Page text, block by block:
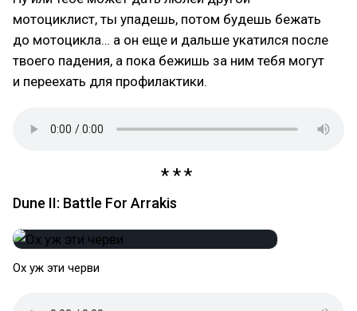
мотоциклист, ты упадешь, потом будешь бежать
до мотоцикла… а он еще и дальше укатился после
твоего падения, а пока бежишь за ним тебя могут
и переехать для профилактики.
Dune II: Battle For Arrakis
Ох уж эти черви